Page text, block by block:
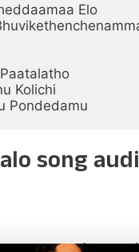
Elo
Kolichi
Pondedamu
song